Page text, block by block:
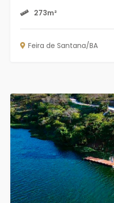
273m²
Feira de Santana/BA